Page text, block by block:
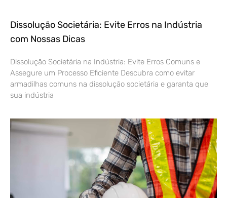
Dissolução Societária: Evite Erros na Indústria
com Nossas Dicas
Dissolução Societária na Indústria: Evite Erros Comuns e
Assegure um Processo Eficiente Descubra como evitar
armadilhas comuns na dissolução societária e garanta que
sua indústria